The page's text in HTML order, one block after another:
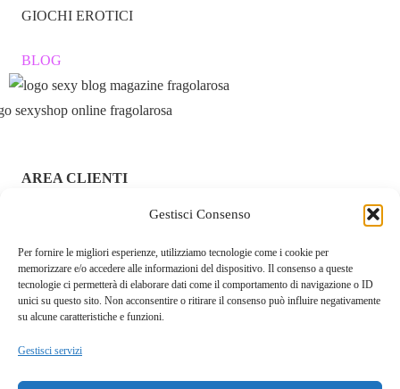
Gestisci Consenso
Per fornire le migliori esperienze, utilizziamo tecnologie come i cookie per
memorizzare e/o accedere alle informazioni del dispositivo. Il consenso a queste
tecnologie ci permetterà di elaborare dati come il comportamento di navigazione o ID
unici su questo sito. Non acconsentire o ritirare il consenso può influire negativamente
su alcune caratteristiche e funzioni.
Gestisci servizi
GIOCHI EROTICI
BLOG
AREA CLIENTI
ACCEDI / REGISTRATI
CHI SIAMO – FRAGOLAROSA | SEXY SHOP ONLINE
ITALIANO SICURO E DISCRETO
RESI E RIMBORSI
COOKIE POLICY